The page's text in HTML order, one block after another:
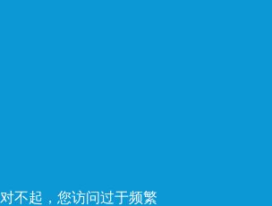
对不起，您访问过于频繁